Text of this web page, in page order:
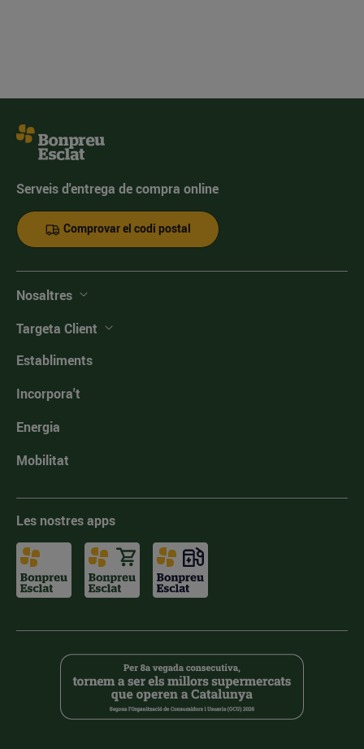
Serveis d'entrega de compra online
Comprovar el codi postal
Nosaltres
Targeta Client
Establiments
Incorpora't
Energia
Mobilitat
Les nostres apps